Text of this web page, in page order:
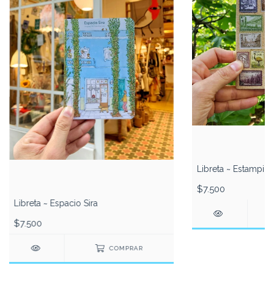
Libreta ~ Espacio Sira
$7.500
COMPRAR
Libreta ~
$7.500